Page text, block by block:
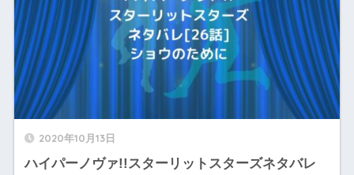
2020年10月13日
ハイパーノヴァ!!スターリットスターズネタバレ